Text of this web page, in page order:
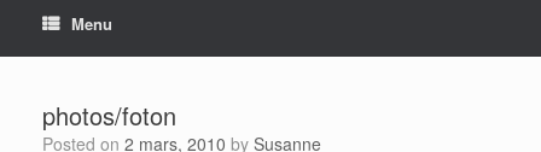
Menu
photos/foton
Posted on 2 mars, 2010 by Susanne